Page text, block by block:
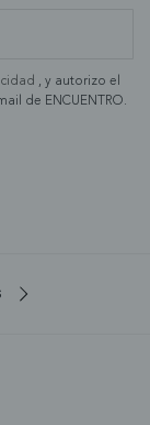
, y autorizo el
de ENCUENTRO.